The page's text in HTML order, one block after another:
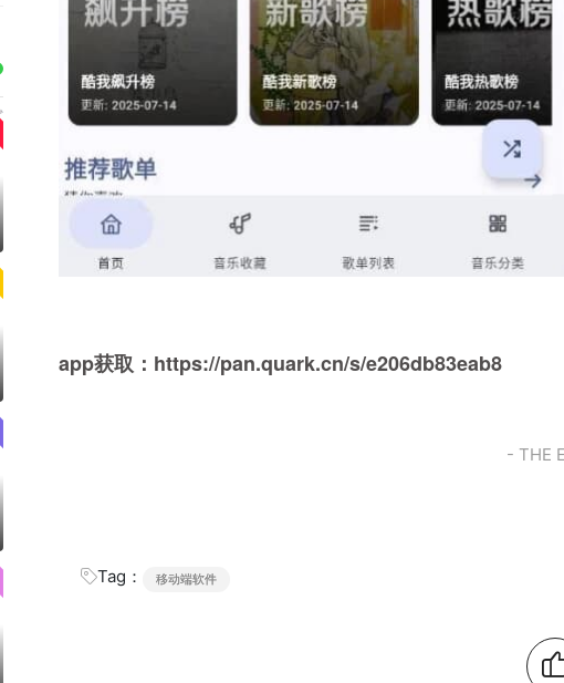
app获取： https://pan.quark.cn/s/e206db83eab8
- THE
Tag： 移动端软件